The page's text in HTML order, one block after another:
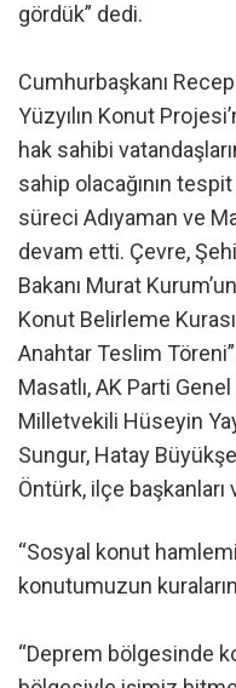
gördük” dedi.
Cumhurbaşkanı Recep
Yüzyılın Konut
hak sahibi
sahip olacağının
süreci Adıyaman ve
devam etti. Çevre,
Bakanı Murat
Konut Belirleme
Anahtar Teslim
Masatlı, AK Parti
Milletvekili Hüseyin
Sungur, Hatay
Öntürk, ilçe başkanları
“Sosyal konut
konutumuzun
“Deprem bölgesinde